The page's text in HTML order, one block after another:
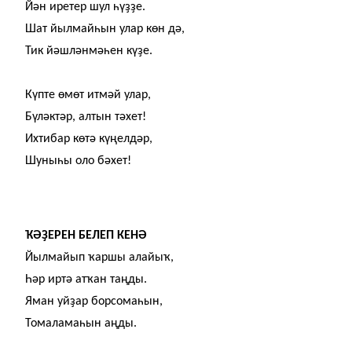
Йән иретер шул һүҙҙе.
Шат йылмайһын улар көн дә,
Тик йәшләнмәһен күҙе.
Күпте өмөт итмәй улар,
Бүләктәр, алтын тәхет!
Ихтибар көтә күңелдәр,
Шуныһы оло бәхет!
ҠӘҘЕРЕН БЕЛЕП КЕНӘ
Йылмайып ҡаршы алайыҡ,
Һәр иртә атҡан таңды.
Яман уйҙар борсомаһын,
Томаламаһын аңды.